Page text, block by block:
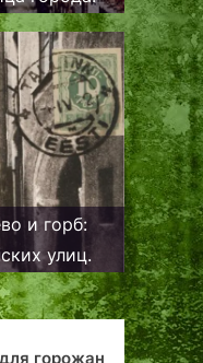
и горб:
улиц.
Эстония: